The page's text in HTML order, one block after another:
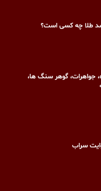
طلا چه کسی است؟
جواهرات، گوهر سنگ ها،
سراب